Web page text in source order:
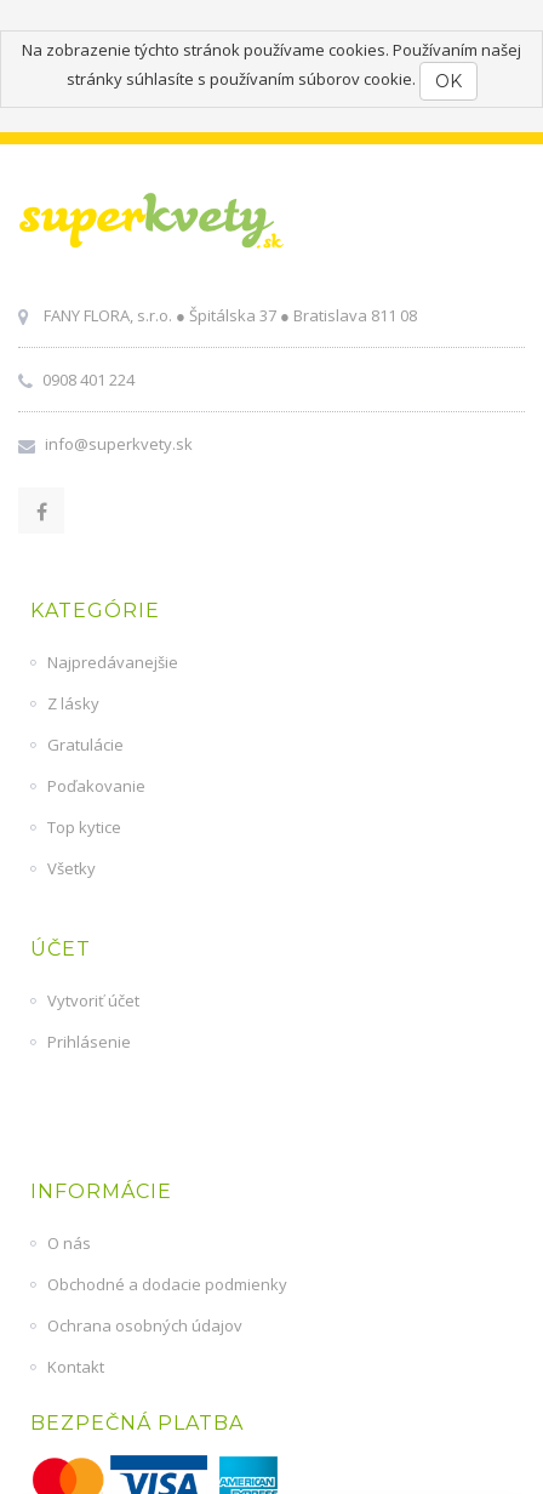
Na zobrazenie týchto stránok používame cookies. Používaním našej
stránky súhlasíte s používaním súborov cookie.
OK
FANY FLORA, s.r.o. ● Špitálska 37 ● Bratislava 811 08
0908 401 224
info@superkvety.sk
KATEGÓRIE
Najpredávanejšie
Z lásky
Gratulácie
Poďakovanie
Top kytice
Všetky
ÚČET
Vytvoriť účet
Prihlásenie
INFORMÁCIE
O nás
Obchodné a dodacie podmienky
Ochrana osobných údajov
Kontakt
BEZPEČNÁ PLATBA